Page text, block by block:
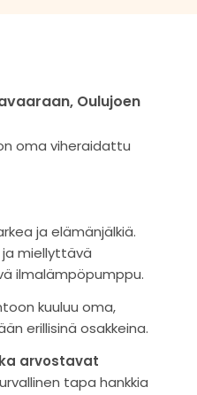
Oulujoen
oma viheraidattu
ja elämänjälkiä.
miellyttävä
ilmalämpöpumppu.
kuuluu oma,
erillisinä osakkeina.
arvostavat
tapa hankkia